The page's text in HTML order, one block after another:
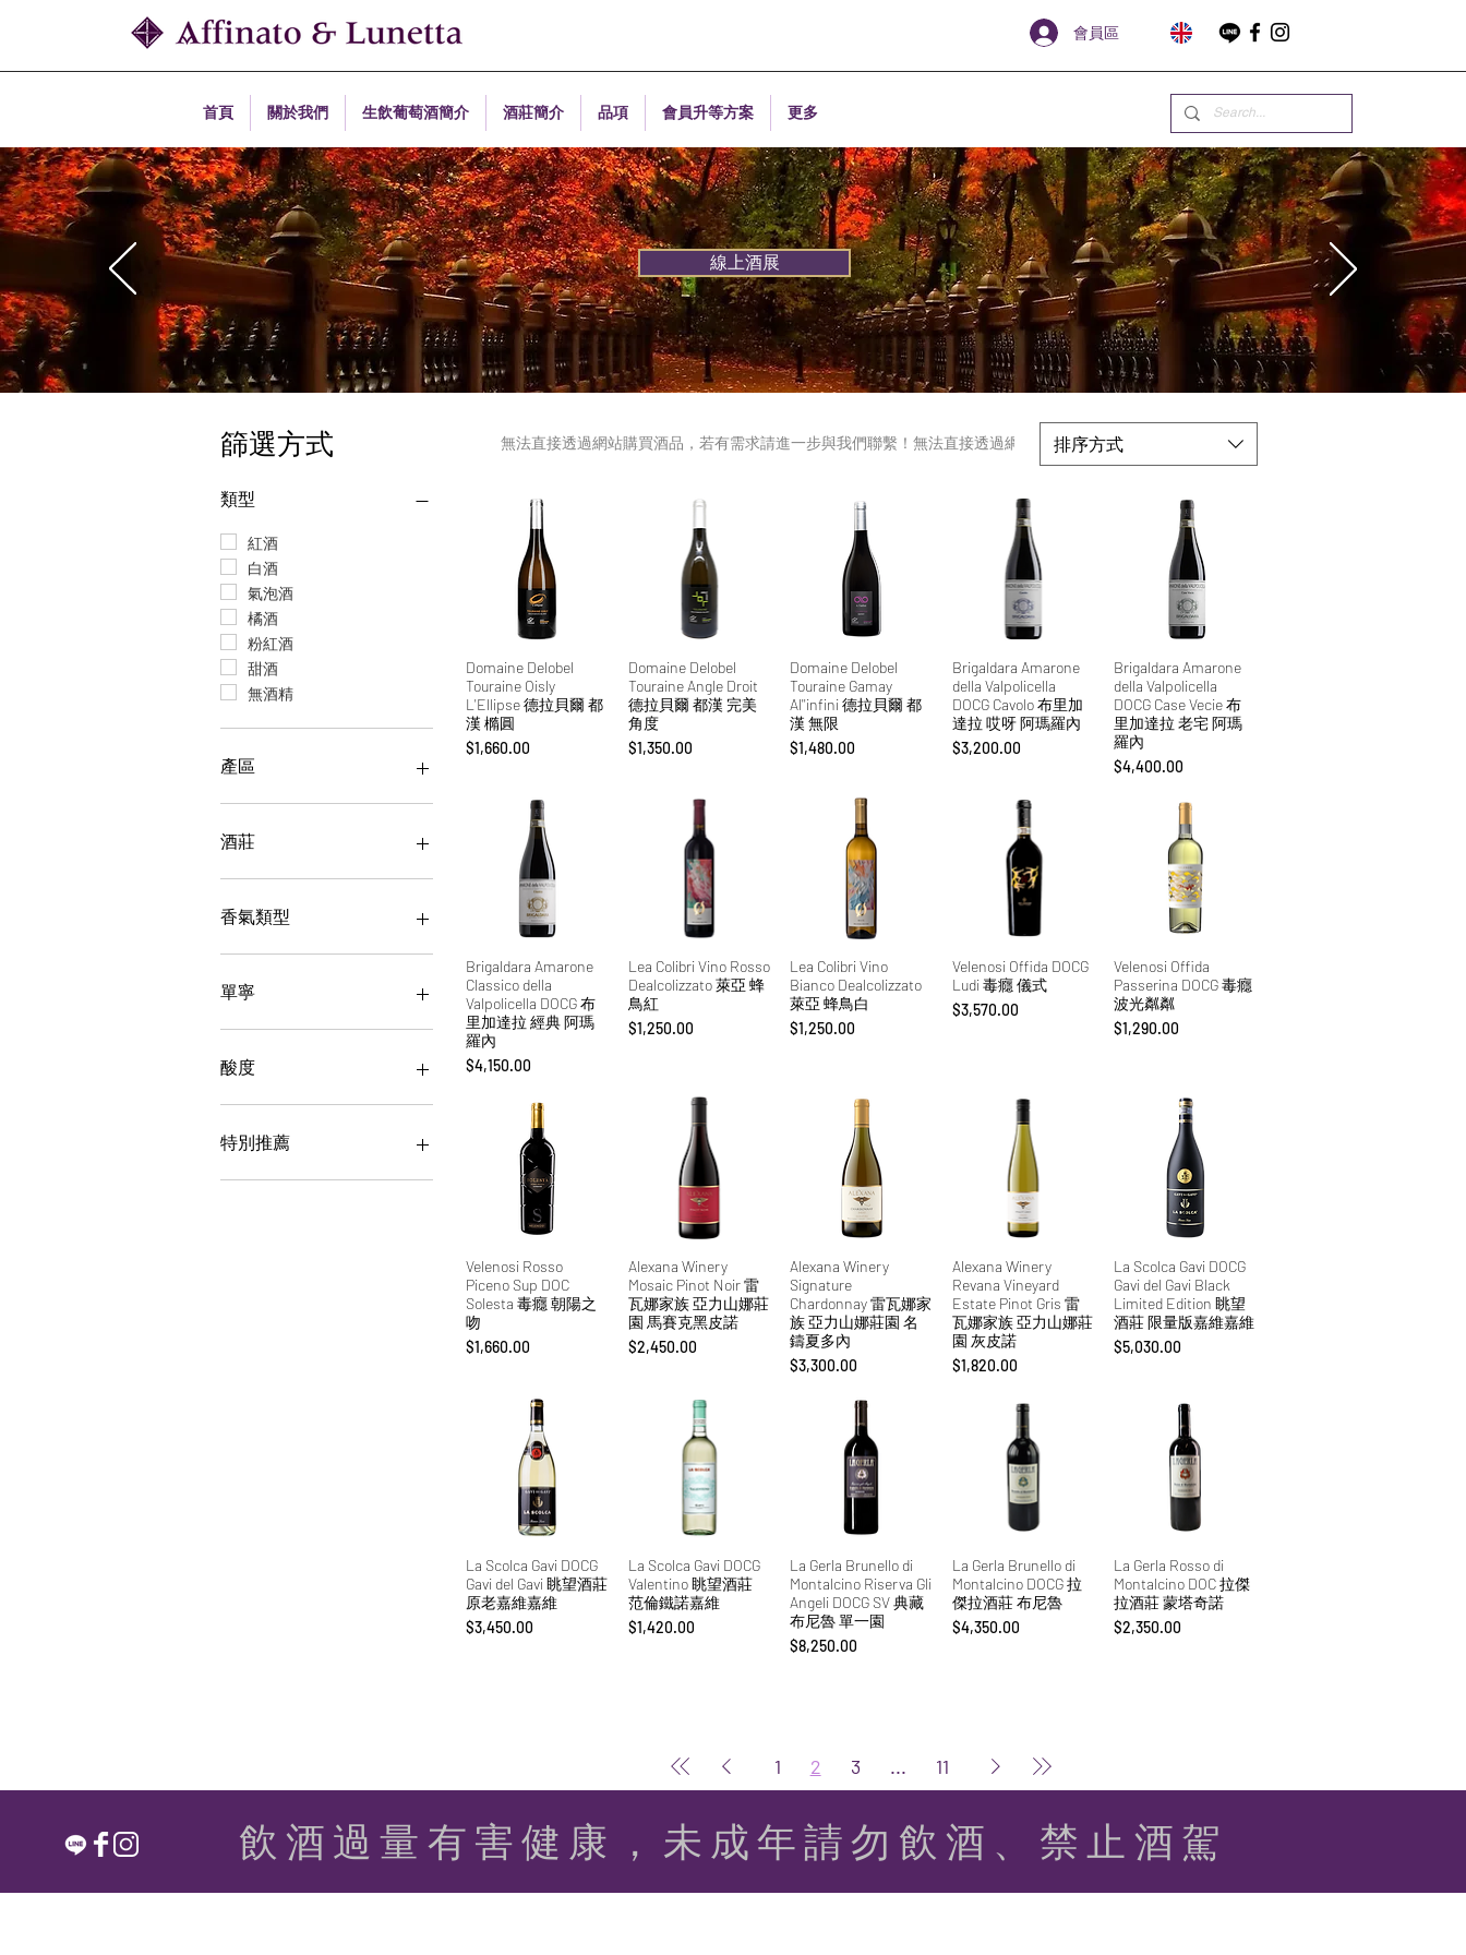
會員區
首頁 關於我們 生飲葡萄酒簡介 酒莊簡介 品項 會員升等方案 更多
線上酒展
無法直接透過網站購買酒品，若有需求請進一步與我們聯繫！
篩選方式
類型
紅酒
白酒
氣泡酒
橘酒
粉紅酒
甜酒
無酒精
產區
義大利
德國
法國
美國
澳洲
紐西蘭
酒莊
Alcesti 阿爾切斯蒂
Brigaldara 布里加達拉
福爾
Cantina Pizzolato 皮佐拉圖
達文西
Cantine Settesoli 太陽谷
Castelli Del Duca 杜卡堡
Castello Di Luzzano 露扎
Champagne Lombardi 倫巴
NXXde
Pirovano 皮羅瓦諾
Ress Family 雷斯家族
Revana 雷瓦娜家族
香氣類型
花香
果香
草本
單寧
單寧高
單寧中
酸度
酸度高
酸度中
特別推薦
日常必備好酒
排序方式
Domaine Delobel
Touraine Oisly
L'Ellipse 德拉貝爾 都
漢 橢圓
價格
$1,660.00
Domaine Delobel
Touraine Angle Droit
德拉貝爾 都漢 完美
角度
價格
$1,350.00
Domaine Delobel
Touraine Gamay
Al''infini 德拉貝爾 都
漢 無限
價格
$1,480.00
Brigaldara Amarone
della Valpolicella
DOCG Cavolo 布里加
達拉 哎呀 阿瑪羅內
價格
$3,200.00
Brigaldara Amarone
della Valpolicella
DOCG Case Vecie 布
里加達拉 老宅 阿瑪
羅內
價格
$4,400.00
Brigaldara Amarone
Classico della
Valpolicella DOCG 布
里加達拉 經典 阿瑪
羅內
價格
$4,150.00
Lea Colibri Vino Rosso
Dealcolizzato 萊亞 蜂
鳥紅
價格
$1,250.00
Lea Colibri Vino
Bianco Dealcolizzato
萊亞 蜂鳥白
價格
$1,250.00
Velenosi Offida DOCG
Ludi 毒癮 儀式
價格
$3,570.00
Velenosi Offida
Passerina DOCG 毒癮
波光粼粼
價格
$1,290.00
Velenosi Rosso
Piceno Sup DOC
Solesta 毒癮 朝陽之
吻
價格
$1,660.00
Alexana Winery
Mosaic Pinot Noir 雷
瓦娜家族 亞力山娜莊
園 馬賽克黑皮諾
價格
$2,450.00
Alexana Winery
Signature
Chardonnay 雷瓦娜家
族 亞力山娜莊園 名
鑄夏多內
價格
$3,300.00
Alexana Winery
Revana Vineyard
Estate Pinot Gris 雷
瓦娜家族 亞力山娜莊
園 灰皮諾
價格
$1,820.00
La Scolca Gavi DOCG
Gavi del Gavi Black
Limited Edition 眺望
酒莊 限量版嘉維嘉維
價格
$5,030.00
La Scolca Gavi DOCG
Gavi del Gavi 眺望酒莊
原老嘉維嘉維
價格
$3,450.00
La Scolca Gavi DOCG
Valentino 眺望酒莊
范倫鐵諾嘉維
價格
$1,420.00
La Gerla Brunello di
Montalcino Riserva Gli
Angeli DOCG SV 典藏
布尼魯 單一園
價格
$8,250.00
La Gerla Brunello di
Montalcino DOCG 拉
傑拉酒莊 布尼魯
價格
$4,350.00
La Gerla Rosso di
Montalcino DOC 拉傑
拉酒莊 蒙塔奇諾
價格
$2,350.00
1 2 3 ... 11
飲酒過量有害健康，​未成年請勿飲酒、禁止酒駕